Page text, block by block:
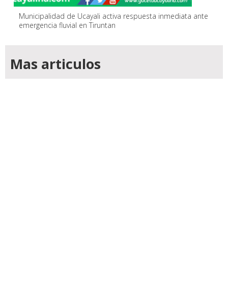
Municipalidad de Ucayali activa respuesta inmediata ante
emergencia fluvial en Tiruntan
Mas articulos